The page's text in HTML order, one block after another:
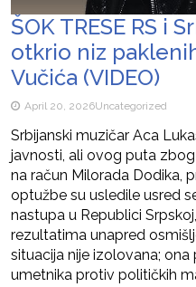
ŠOK TRESE RS i
otkrio niz
Vučića (VIDEO)
April 20, 2026Uncategorized
Srbijanski muzičar Aca
javnosti, ali ovog puta
na račun Milorada Dodika,
optužbe su usledile usred
nastupa u Republici
rezultatima unapred
situacija nije izolovana;
umetnika protiv političkih